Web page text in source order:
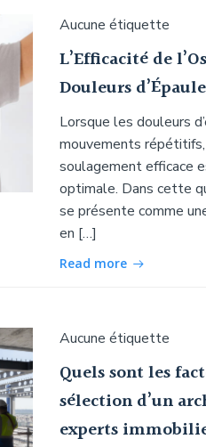
Aucune étiquette
L’Efficacité de
Douleurs d’Épaule
Lorsque les douleurs
mouvements
soulagement efficace
optimale. Dans cette
se présente comme
en […]
Read more
Aucune étiquette
Quels sont les
sélection d’un
experts